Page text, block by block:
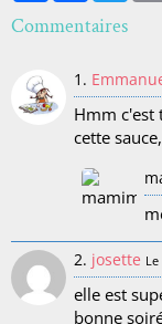
Commentaires
1.
Hmm c'est
cette
2. josette
elle est
bonne